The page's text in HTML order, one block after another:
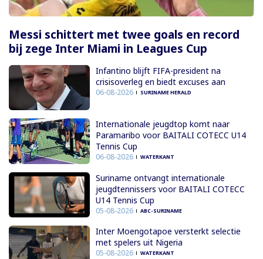
Messi schittert met twee goals en record
bij zege Inter Miami in Leagues Cup
Infantino blijft FIFA-president na
crisisoverleg en biedt excuses aan
06-08-2026 SURINAME HERALD
Internationale jeugdtop komt naar
Paramaribo voor BAITALI COTECC U14
Tennis Cup
06-08-2026 WATERKANT
Suriname ontvangt internationale
jeugdtennissers voor BAITALI COTECC
U14 Tennis Cup
05-08-2026 ABC-SURINAME
Inter Moengotapoe versterkt selectie
met spelers uit Nigeria
05-08-2026 WATERKANT